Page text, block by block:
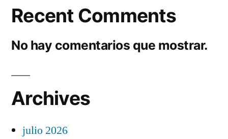
Recent Comments
No hay comentarios que mostrar.
Archives
julio 2026